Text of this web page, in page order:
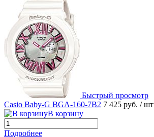
Быстрый просмотр
Casio Baby-G BGA-160-7B2 7 425 руб. / шт
В корзину
Подробнее